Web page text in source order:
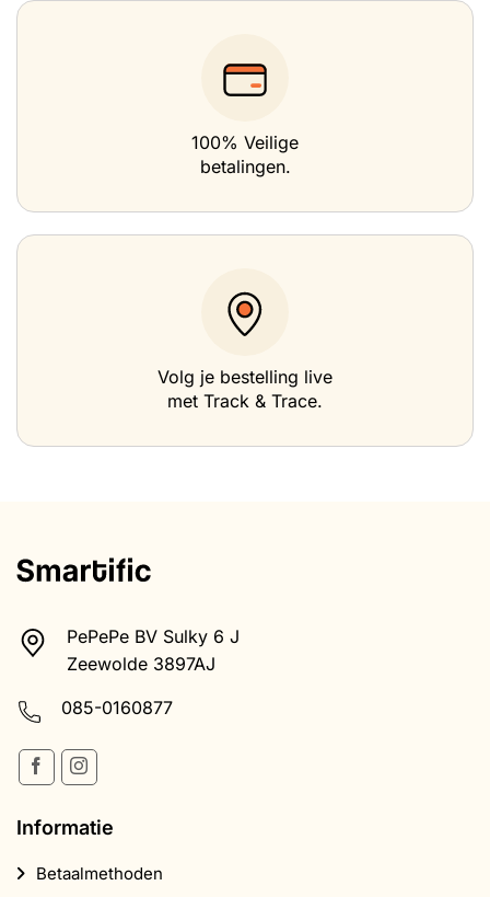
100% Veilige
betalingen.
Volg je bestelling live
met Track & Trace.
PePePe BV Sulky 6 J
Zeewolde 3897AJ
085-0160877
Informatie
Betaalmethoden